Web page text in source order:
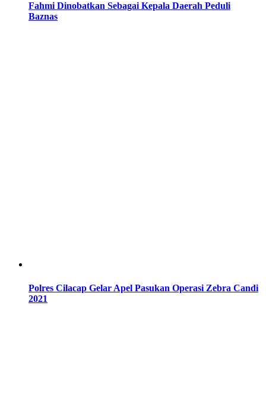
Fahmi Dinobatkan Sebagai Kepala Daerah Peduli
Baznas
Polres Cilacap Gelar Apel Pasukan Operasi Zebra Candi
2021